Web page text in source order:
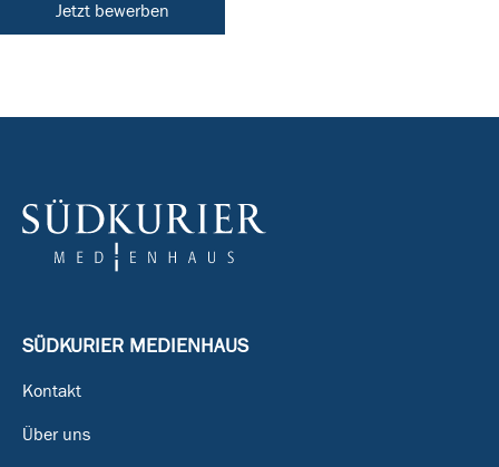
Jetzt bewerben
SÜDKURIER MEDIENHAUS
Kontakt
Über uns